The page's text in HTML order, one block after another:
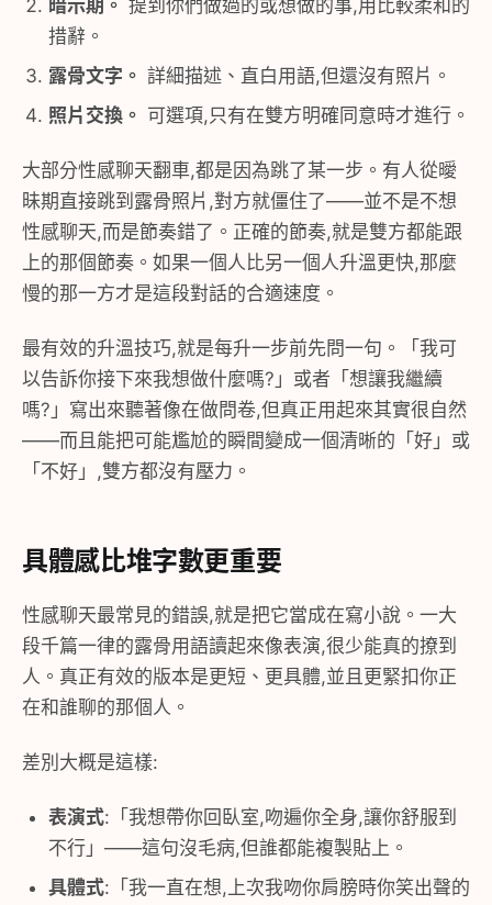
暗示期。 提到你們做過的或想做的事,用比較柔和的
措辭。
露骨文字。 詳細描述、直白用語,但還沒有照片。
照片交換。 可選項,只有在雙方明確同意時才進行。
大部分性感聊天翻車,都是因為跳了某一步。有人從曖
昧期直接跳到露骨照片,對方就僵住了——並不是不想
性感聊天,而是節奏錯了。正確的節奏,就是雙方都能跟
上的那個節奏。如果一個人比另一個人升溫更快,那麼
慢的那一方才是這段對話的合適速度。
最有效的升溫技巧,就是每升一步前先問一句。「我可
以告訴你接下來我想做什麼嗎?」或者「想讓我繼續
嗎?」寫出來聽著像在做問卷,但真正用起來其實很自然
——而且能把可能尷尬的瞬間變成一個清晰的「好」或
「不好」,雙方都沒有壓力。
具體感比堆字數更重要
性感聊天最常見的錯誤,就是把它當成在寫小說。一大
段千篇一律的露骨用語讀起來像表演,很少能真的撩到
人。真正有效的版本是更短、更具體,並且更緊扣你正
在和誰聊的那個人。
差別大概是這樣:
表演式:「我想帶你回臥室,吻遍你全身,讓你舒服到
不行」——這句沒毛病,但誰都能複製貼上。
具體式:「我一直在想,上次我吻你肩膀時你笑出聲的